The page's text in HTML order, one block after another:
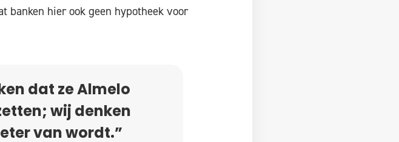
banken hier ook geen hypotheek voor
dat ze Almelo
wij denken
van wordt.”